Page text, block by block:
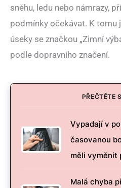
sněhu, ledu nebo námrazy,
podmínky očekávat. K
úseky se značkou „Zimní
podle dopravního značení.
PŘEČTĚTE
Vypadají v
časovanou
měli vyměnit
Malá chyba